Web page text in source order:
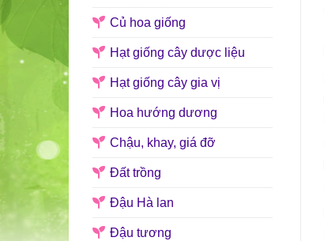
Củ hoa giống
Hạt giống cây dược liệu
Hạt giống cây gia vị
Hoa hướng dương
Chậu, khay, giá đỡ
Đất trồng
Đậu Hà lan
Đậu tương